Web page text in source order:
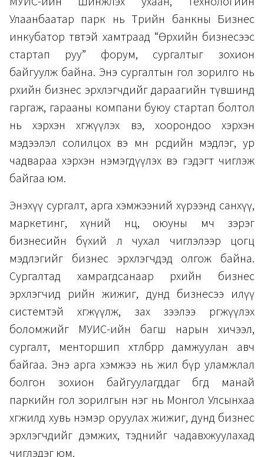
Улаанбаатар парк нь Төрийн банкны Бизнес
инкубатор төвтэй хамтраад “Өрхийн бизнесээс
стартап руу” форум, сургалтыг зохион
байгуулж байна. Энэ сургалтын гол зорилго нь
өрхийн бизнес эрхлэгчдийг дараагийн түвшинд
гаргаж, гарааны компани буюу стартап болтол
нь хэрхэн хөгжүүлэх вэ, хоорондоо хэрхэн
мэдээлэл солилцох вэ мөн өөрсдийн мэдлэг, ур
чадвараа хэрхэн нэмэгдүүлэх вэ гэдэгт чиглэж
байгаа юм.
Энэхүү сургалт, арга хэмжээний хүрээнд санхүү,
маркетинг, хүний нөөц, оюуны өмч зэрэг
бизнесийн бүхий л чухал чиглэлээр цогц
мэдлэгийг бизнес эрхлэгчдэд олгож байна.
Сургалтад хамрагдсанаар өрхийн бизнес
эрхлэгчид өөрийн жижиг, дунд бизнесээ илүү
системтэй хөгжүүлж, зах зээлээ өргөжүүлэх
боломжийг МУИС-ийн багш нарын хичээл,
сургалт, менторшип хөтөлбөрөөр дамжуулан авч
байгаа. Энэ арга хэмжээ нь жил бүр уламжлал
болгон зохион байгуулагддаг бөгөөд манай
паркийн гол зорилгын нэг нь Монгол Улсынхаа
хөгжилд хувь нэмэр оруулах жижиг, дунд бизнес
эрхлэгчдийг дэмжих, тэднийг чадавхжуулахад
чиглэдэг юм.